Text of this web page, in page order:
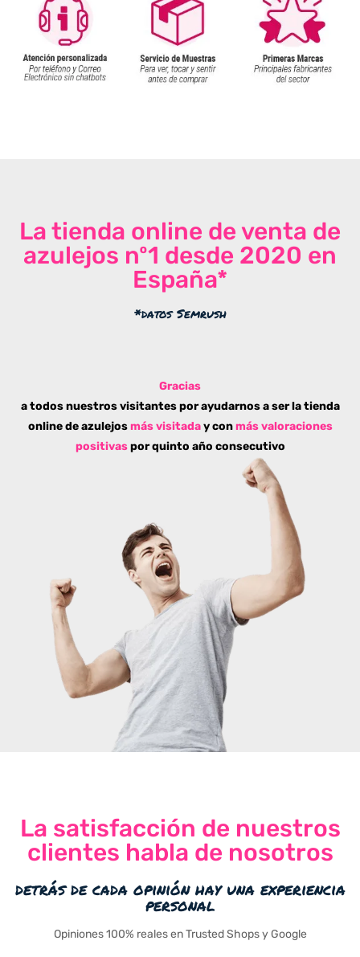
La tienda online de venta de
azulejos nº1 desde 2020 en
España*
*datos Semrush
Gracias
a todos nuestros visitantes por ayudarnos a ser la tienda
online de azulejos más visitaday conmás valoraciones
positivaspor quinto año consecutivo
La satisfacción de nuestros
clientes habla de nosotros
detrás de cada opinión hay una experiencia
personal
Opiniones 100% reales en Trusted Shops y Google